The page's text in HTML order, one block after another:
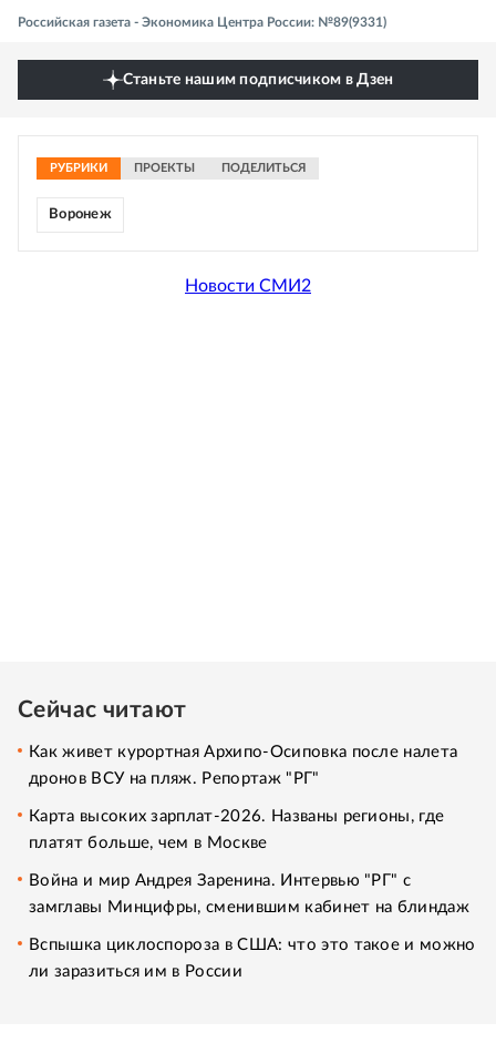
Российская газета - Экономика Центра России: №89(9331)
Станьте нашим подписчиком в Дзен
РУБРИКИ ПРОЕКТЫ ПОДЕЛИТЬСЯ
Воронеж
Новости СМИ2
Сейчас читают
Как живет курортная Архипо-Осиповка после налета
дронов ВСУ на пляж. Репортаж "РГ"
Карта высоких зарплат-2026. Названы регионы, где
платят больше, чем в Москве
Война и мир Андрея Заренина. Интервью "РГ" с
замглавы Минцифры, сменившим кабинет на блиндаж
Вспышка циклоспороза в США: что это такое и можно
ли заразиться им в России